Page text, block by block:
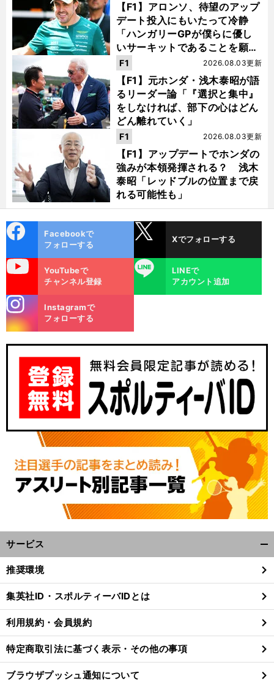
【F1】アロンソ、待望のアップ
デート投入にもいたって冷静
「ハンガリーGPが僕らに優し
いサーキットであることを願
う」
【F1】元ホンダ・浅木泰昭が語
るリーダー論「『選択と集中』
をしなければ、部下の心はどん
どん離れていく」
2026.08.03更新
F1
【F1】アップデートでホンダの
強みが本領発揮される？ 浅木
泰昭「レッドブルの位置まで戻
れる可能性も」
2026.08.03更新
F1
ok
Facebookで
フォローする
Xでフォローする
YouTubeで
チャンネル登録
LINE
LINEで
アカウント追加
m
Instagramで
フォローする
サービス
閉
る
推奨環境
集英社ID・スポルティーバIDとは
利用規約・会員規約
特定商取引法に基づく表示・その他の事項
ブラウザプッシュ通知について